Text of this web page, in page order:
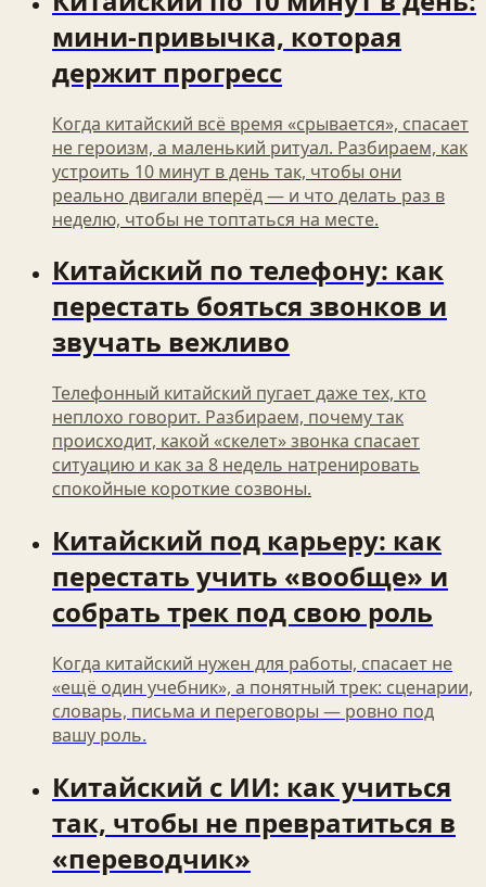
мини‑привычка, которая
держит прогресс
Когда китайский всё время «срывается», спасает
не героизм, а маленький ритуал. Разбираем, как
устроить 10 минут в день так, чтобы они
реально двигали вперёд — и что делать раз в
неделю, чтобы не топтаться на месте.
Китайский по телефону: как
перестать бояться звонков и
звучать вежливо
Телефонный китайский пугает даже тех, кто
неплохо говорит. Разбираем, почему так
происходит, какой «скелет» звонка спасает
ситуацию и как за 8 недель натренировать
спокойные короткие созвоны.
Китайский под карьеру: как
перестать учить «вообще» и
собрать трек под свою роль
Когда китайский нужен для работы, спасает не
«ещё один учебник», а понятный трек: сценарии,
словарь, письма и переговоры — ровно под
вашу роль.
Китайский с ИИ: как учиться
так, чтобы не превратиться в
«переводчик»